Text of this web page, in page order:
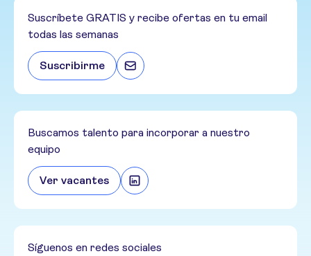
Suscríbete GRATIS y recibe ofertas en tu email
todas las semanas
Suscribirme
Buscamos talento para incorporar a nuestro
equipo
Ver vacantes
Síguenos en redes sociales